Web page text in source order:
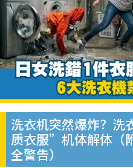
洗衣机突然爆炸？
质衣服”机体解体（
全警告）